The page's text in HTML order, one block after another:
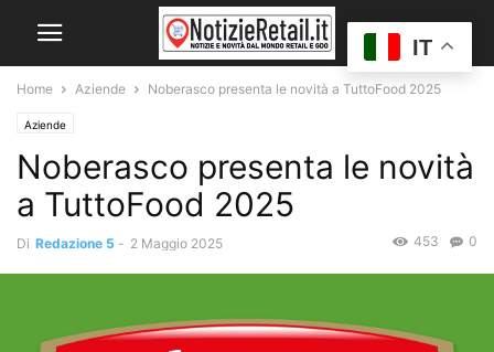
Home Aziende Noberasco presenta le novità a TuttoFood 2025
Aziende
Noberasco presenta le novità
a TuttoFood 2025
Di Redazione 5 - 2 Maggio 2025 0
453
IT